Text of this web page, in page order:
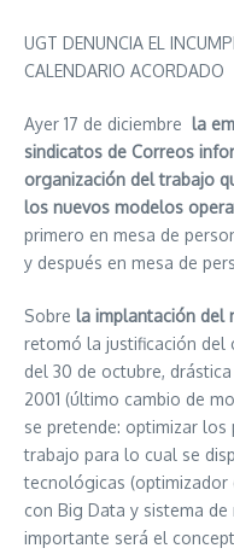
UGT DENUNCIA EL
CALENDARIO ACORDADO
Ayer 17 de diciembre la
sindicatos de Correos
organización del trabajo
los nuevos modelos
primero en mesa de
y después en mesa de
Sobre la implantación del
retomó la justificación del
del 30 de octubre,
2001 (último cambio de
se pretende: optimizar
trabajo para lo cual se
tecnológicas (optimizador
con Big Data y sistema
importante será el